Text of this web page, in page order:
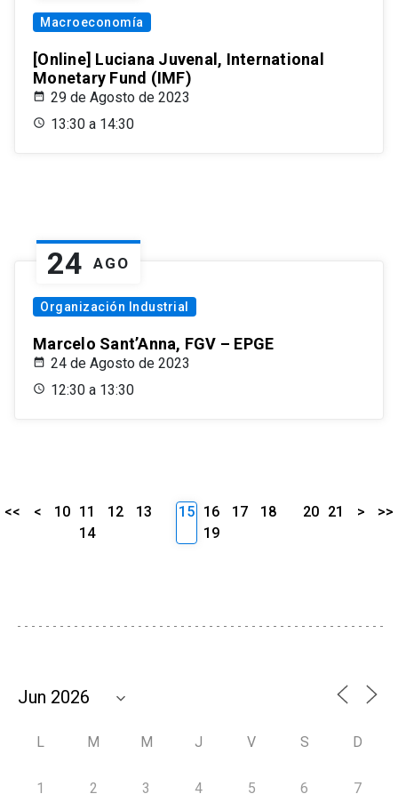
Macroeconomía
[Online] Luciana Juvenal, International
Monetary Fund (IMF)
29 de Agosto de 2023
13:30 a 14:30
24 AGO
Organización Industrial
Marcelo Sant’Anna, FGV – EPGE
24 de Agosto de 2023
12:30 a 13:30
<< < 10 11 12
13
14
15 16 17
18
19
20 21 > >>
L M M J V S D
1 2 3 4 5 6 7